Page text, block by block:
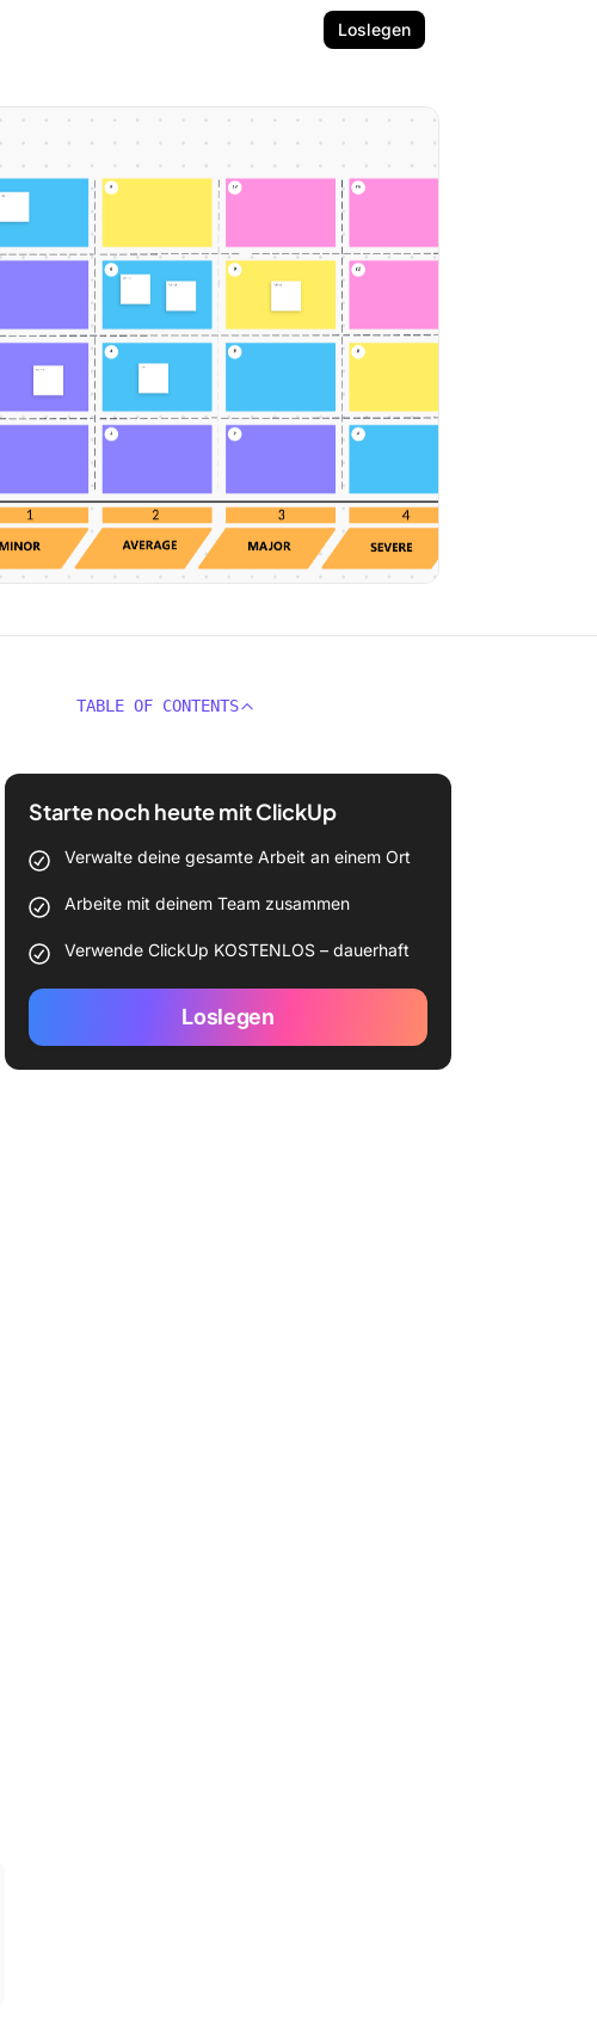
Loslegen
TABLE OF CONTENTS
Starte noch heute mit ClickUp
Verwalte deine gesamte Arbeit an einem Ort
Arbeite mit deinem Team zusammen
Verwende ClickUp KOSTENLOS – dauerhaft
Loslegen